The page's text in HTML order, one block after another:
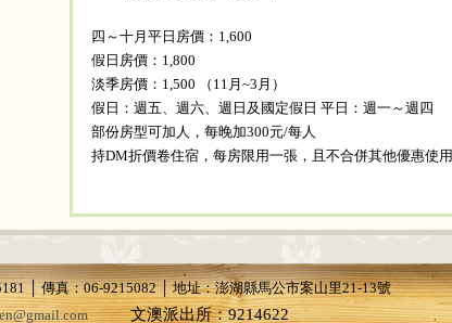
四～十月平日房價：1,600
假日房價：1,800
淡季房價：1,500 （11月~3月）
假日：週五、週六、週日及國定假日 平日：週一～週四
部份房型可加人，每晚加300元/每人
持DM折價卷住宿，每房限用一張，且不合併其他優惠使用
│ 傳真：06-9215082 │ 地址：澎湖縣馬公市案山里21-13號
文澳派出所：9214622